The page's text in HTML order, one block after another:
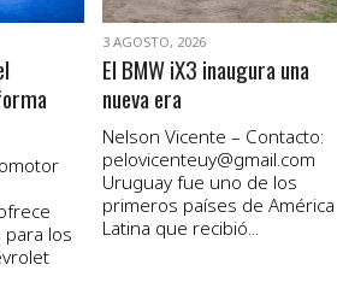
para los
3 AGOSTO, 2026
El BMW iX3 inaugura una
nueva era
Nelson Vicente – Contacto:
pelovicenteuy@gmail.com
Uruguay fue uno de los
primeros países de América
Latina que recibió...